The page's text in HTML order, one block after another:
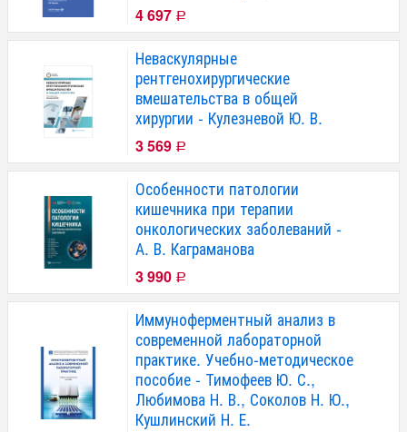
4 697 Р
Неваскулярные
рентгенохирургические
вмешательства в общей
хирургии - Кулезневой Ю. В.
3 569 Р
Особенности патологии
кишечника при терапии
онкологических заболеваний -
А. В. Каграманова
3 990 Р
Иммуноферментный анализ в
современной лабораторной
практике. Учебно-методическое
пособие - Тимофеев Ю. С.,
Любимова Н. В., Соколов Н. Ю.,
Кушлинский Н. Е.